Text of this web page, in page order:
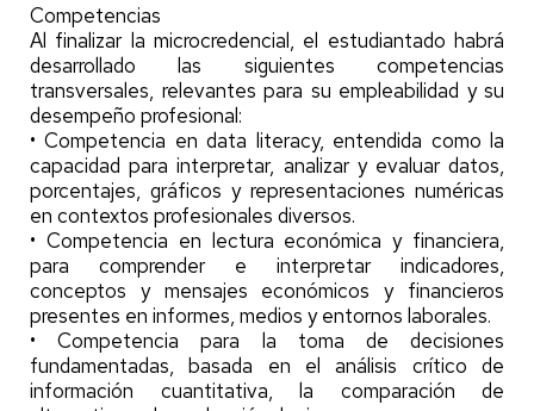
Competencias
Al finalizar la microcredencial, el estudiantado habrá
desarrollado las siguientes competencias
transversales, relevantes para su empleabilidad y su
desempeño profesional:
• Competencia en data literacy, entendida como la
capacidad para interpretar, analizar y evaluar datos,
porcentajes, gráficos y representaciones numéricas
en contextos profesionales diversos.
• Competencia en lectura económica y financiera,
para comprender e interpretar indicadores,
conceptos y mensajes económicos y financieros
presentes en informes, medios y entornos laborales.
• Competencia para la toma de decisiones
fundamentadas, basada en el análisis crítico de
información cuantitativa, la comparación de